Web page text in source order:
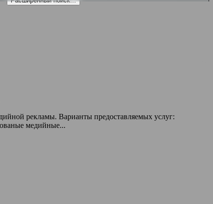
рекламы. Варианты предоставляемых услуг:
медийные...